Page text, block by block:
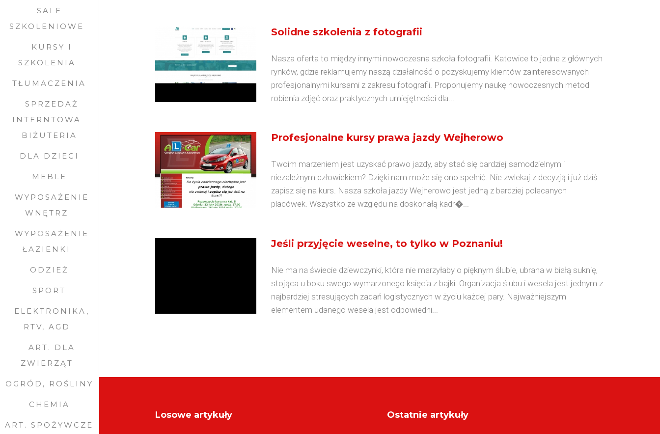
SALE
SZKOLENIOWE
KURSY I
SZKOLENIA
TŁUMACZENIA
SPRZEDAŻ
INTERNTOWA
BIŻUTERIA
DLA DZIECI
MEBLE
WYPOSAŻENIE
WNĘTRZ
WYPOSAŻENIE
ŁAZIENKI
ODZIEŻ
SPORT
ELEKTRONIKA,
RTV, AGD
ART. DLA
ZWIERZĄT
OGRÓD, ROŚLINY
CHEMIA
ART. SPOŻYWCZE
Solidne szkolenia z fotografii
Nasza oferta to między innymi nowoczesna szkoła fotografii. Katowice to jedne z głównych
rynków, gdzie reklamujemy naszą działalność o pozyskujemy klientów zainteresowanych
profesjonalnymi kursami z zakresu fotografii. Proponujemy naukę nowoczesnych metod
robienia zdjęć oraz praktycznych umiejętności dla...
Profesjonalne kursy prawa jazdy Wejherowo
Twoim marzeniem jest uzyskać prawo jazdy, aby stać się bardziej samodzielnym i
niezależnym człowiekiem? Dzięki nam może się ono spełnić. Nie zwlekaj z decyzją i już dziś
zapisz się na kurs. Nasza szkoła jazdy Wejherowo jest jedną z bardziej polecanych
placówek. Wszystko ze względu na doskonałą kadr�...
Jeśli przyjęcie weselne, to tylko w Poznaniu!
Nie ma na świecie dziewczynki, która nie marzyłaby o pięknym ślubie, ubrana w białą suknię,
stojąca u boku swego wymarzonego księcia z bajki. Organizacja ślubu i wesela jest jednym z
najbardziej stresujących zadań logistycznych w życiu każdej pary. Najważniejszym
elementem udanego wesela jest odpowiedni...
Losowe artykuły Ostatnie artykuły